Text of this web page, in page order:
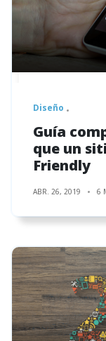
Diseño
Guía
que un
Friendly
ABR. 26, 2019 6